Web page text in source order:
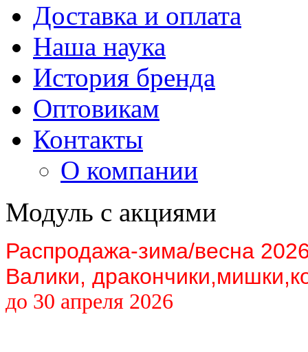
Доставка и оплата
Наша наука
История бренда
Оптовикам
Контакты
О компании
Модуль с акциями
Распродажа-зима/весна
Валики,
до 30 апреля 2026